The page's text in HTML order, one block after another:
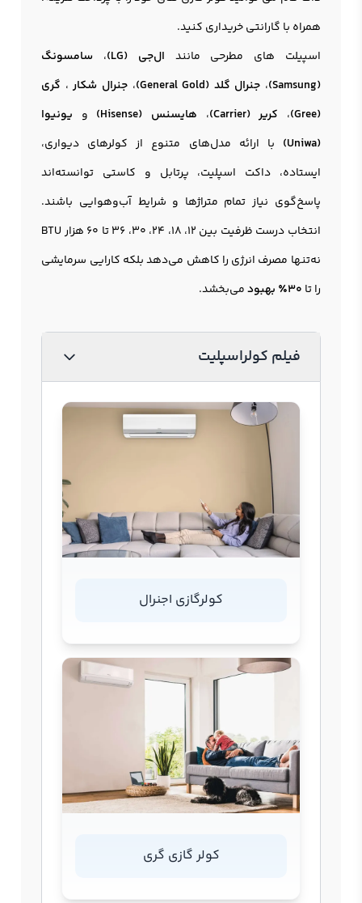
همراه با گارانتی خریداری کنید.
اسپیلت های مطرحی مانند ال‌جی (LG) ، سامسونگ
(Samsung)
، جنرال گلد (General Gold) ،جنرال شکار ، گری
(Gree)
، کریر (Carrier) ، هایسنس (Hisense) و یونیوا
(Uniwa)
با ارائه مدل‌های متنوع از کولرهای دیواری،
ایستاده، داکت اسپلیت، پرتابل و کاستی توانسته‌اند
پاسخ‌گوی نیاز تمام متراژها و شرایط آب‌و‌هوایی باشند.
انتخاب درست ظرفیت بین 12، 18، 24، 30، 36 تا 60 هزار BTU
نه‌تنها مصرف انرژی را کاهش می‌دهد بلکه کارایی سرمایشی
را تا ۳۰٪ بهبود می‌بخشد.
فیلم کولراسپلیت
کولرگازی اجنرال
کولر گازی گری